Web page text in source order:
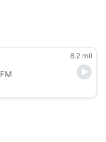
8.2 mil